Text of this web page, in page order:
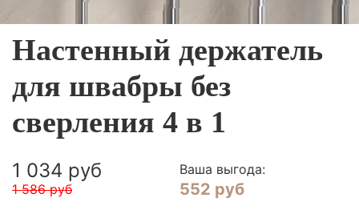
Настенный держатель
для швабры без
сверления 4 в 1
1 034 руб
1 586 руб
Ваша выгода:
552 руб